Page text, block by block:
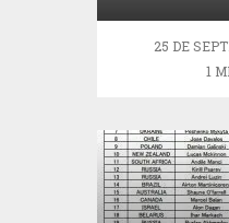
25 DE
1